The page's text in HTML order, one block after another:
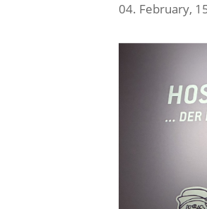
04. February,